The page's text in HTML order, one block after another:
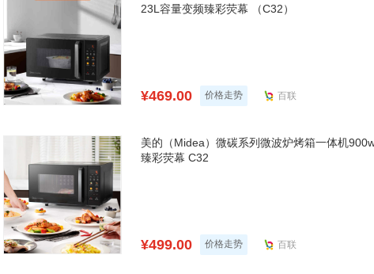
23L容量变频臻彩荧幕 （C32）
¥469.00 价格走势 百联
美的（Midea）微碳系列微波炉烤箱一体机
臻彩荧幕 C32
¥499.00 价格走势 百联